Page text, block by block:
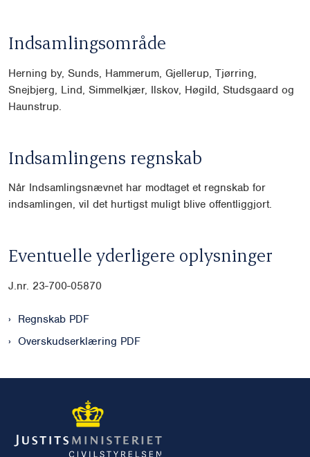
Indsamlingsområde
Herning by, Sunds, Hammerum, Gjellerup, Tjørring,
Snejbjerg, Lind, Simmelkjær, Ilskov, Høgild, Studsgaard og
Haunstrup.
Indsamlingens regnskab
Når Indsamlingsnævnet har modtaget et regnskab for
indsamlingen, vil det hurtigst muligt blive offentliggjort.
Eventuelle yderligere oplysninger
J.nr. 23-700-05870
Regnskab PDF
Overskudserklæring PDF